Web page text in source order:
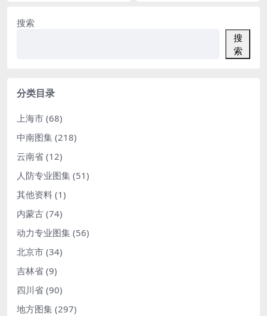
搜索
搜
索
分类目录
上海市 (68)
中南图集 (218)
云南省 (12)
人防专业图集 (51)
其他资料 (1)
内蒙古 (74)
动力专业图集 (56)
北京市 (34)
吉林省 (9)
四川省 (90)
地方图集 (297)